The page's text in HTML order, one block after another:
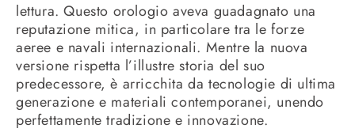
lettura. Questo orologio aveva guadagnato una
reputazione mitica, in particolare tra le forze
aeree e navali internazionali. Mentre la nuova
versione rispetta l’illustre storia del suo
predecessore, è arricchita da tecnologie di ultima
generazione e materiali contemporanei, unendo
perfettamente tradizione e innovazione.